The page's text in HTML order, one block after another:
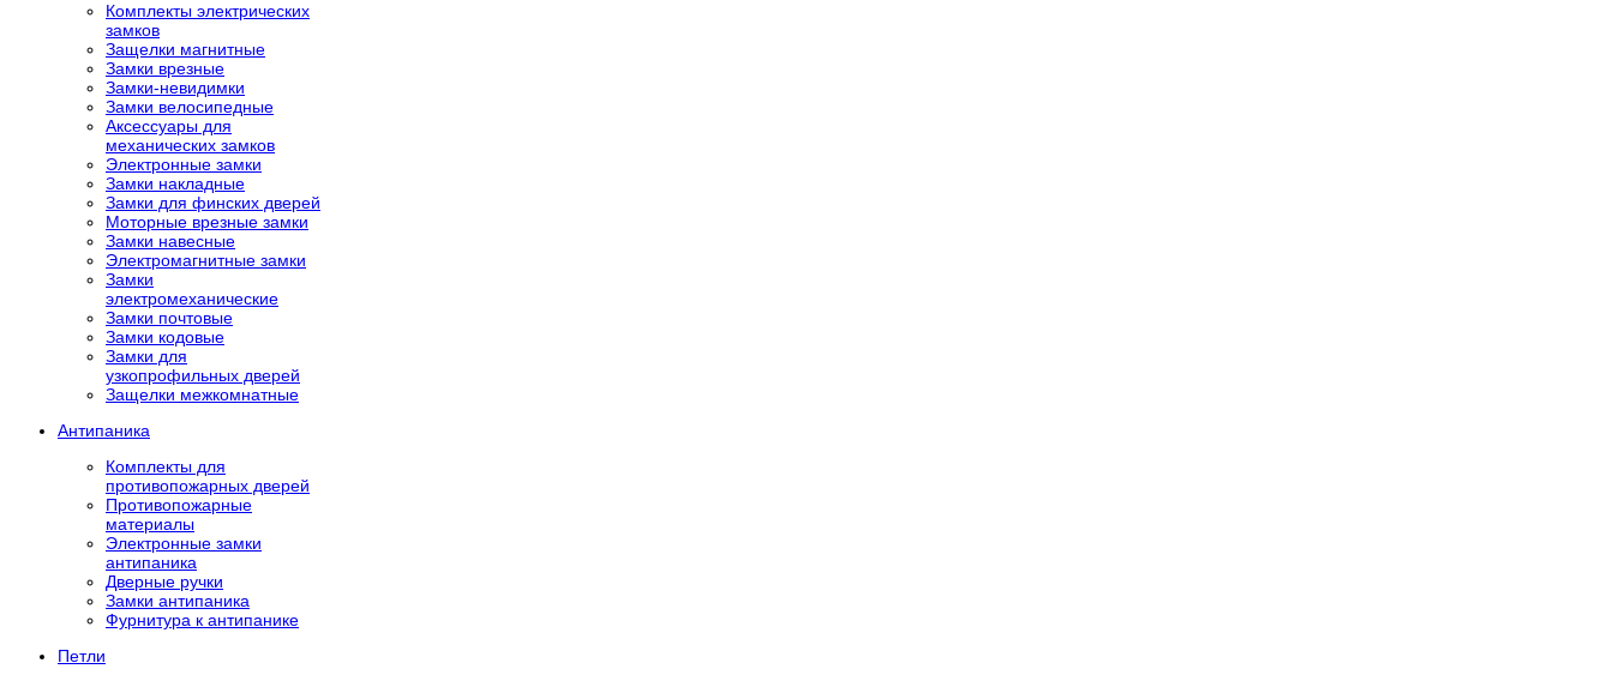
Комплекты электрических
замков
Защелки магнитные
Замки врезные
Замки-невидимки
Замки велосипедные
Аксессуары для
механических замков
Электронные замки
Замки накладные
Замки для финских дверей
Моторные врезные замки
Замки навесные
Электромагнитные замки
Замки
электромеханические
Замки почтовые
Замки кодовые
Замки для
узкопрофильных дверей
Защелки межкомнатные
Антипаника
Комплекты для
противопожарных дверей
Противопожарные
материалы
Электронные замки
антипаника
Дверные ручки
Замки антипаника
Фурнитура к антипанике
Петли